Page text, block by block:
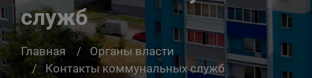
служб
Главная
Органы власти
Контакты коммунальных служб